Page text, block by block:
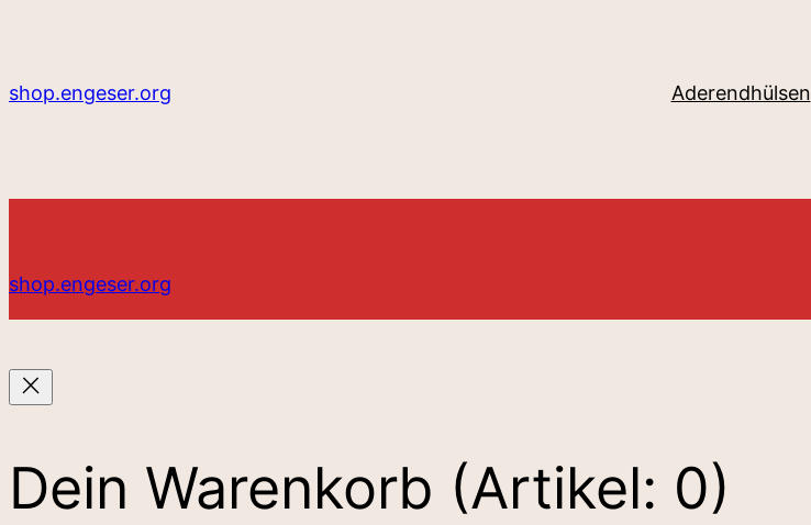
shop.engeser.org Aderendhülsen
shop.engeser.org
Dein Warenkorb (Artikel: 0)